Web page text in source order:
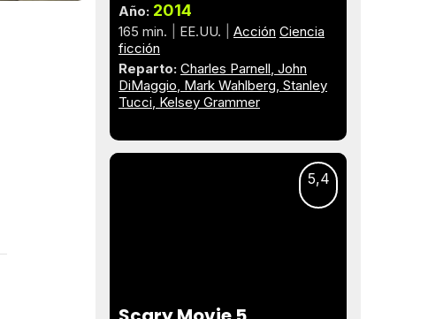
Año: 2014
165 min. EE.UU. Acción Ciencia
ficción
Reparto: Charles Parnell John
DiMaggio Mark Wahlberg Stanley
Tucci Kelsey Grammer
5,4